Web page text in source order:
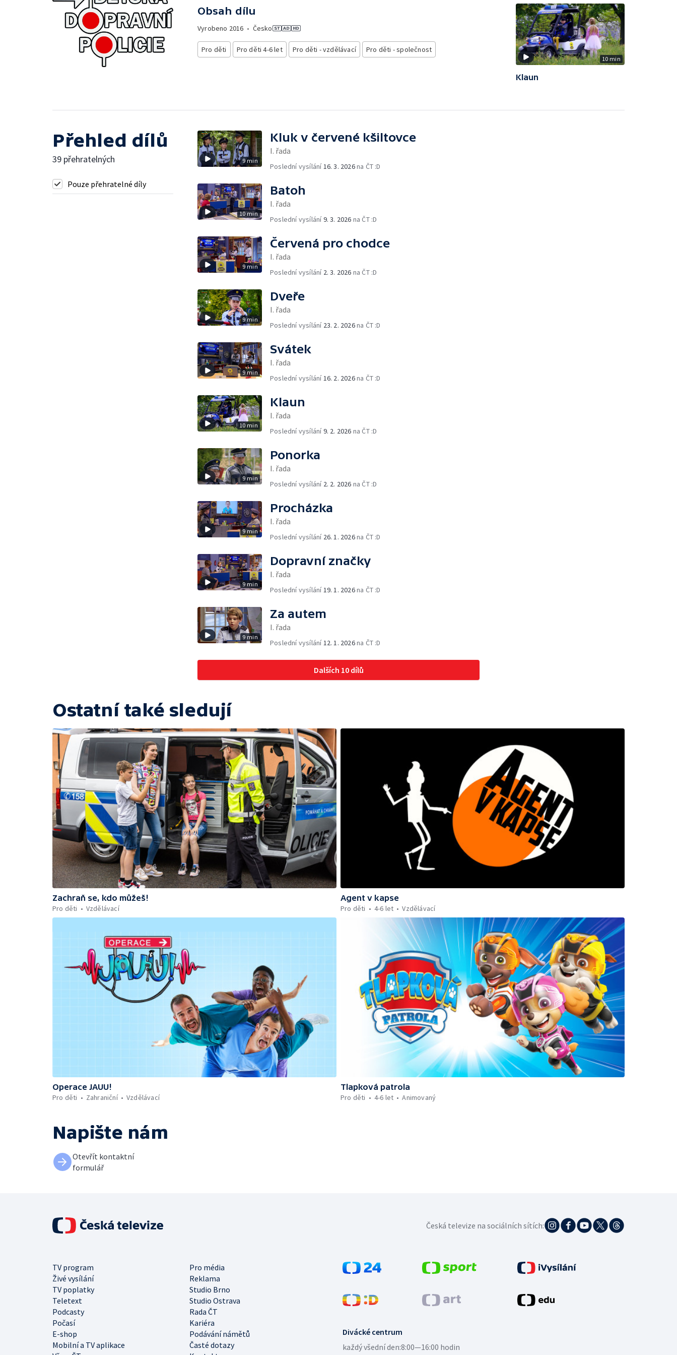
Obsah dílu
Vyrobeno 2016 • Česko
Pro děti Pro děti 4-6 let Pro děti - vzdělávací Pro děti - společnost
10 min
Klaun
Přehled dílů
39 přehratelných
Pouze přehratelné díly
9 min
Kluk v červené kšiltovce
I. řada
Poslední vysílání 16. 3. 2026na ČT :D
10 min
Batoh
I. řada
Poslední vysílání9. 3. 2026 na ČT :D
9 min
Červená pro chodce
I. řada
Poslední vysílání 2. 3. 2026 na ČT :D
9 min
Dveře
I. řada
Poslední vysílání 23. 2. 2026na ČT :D
9 min
Svátek
I. řada
Poslední vysílání 16. 2. 2026na ČT :D
10 min
Klaun
I. řada
Poslední vysílání9. 2. 2026 na ČT :D
9 min
Ponorka
I. řada
Poslední vysílání 2. 2. 2026 na ČT :D
9 min
Procházka
I. řada
Poslední vysílání 26. 1. 2026na ČT :D
9 min
Dopravní značky
I. řada
Poslední vysílání 19. 1. 2026na ČT :D
9 min
Za autem
I. řada
Poslední vysílání 12. 1. 2026na ČT :D
Dalších 10 dílů
Ostatní také sledují
Zachraň se, kdo můžeš!
Pro děti
Vzdělávací
Agent v kapse
Pro děti
4-6 let Vzdělávací
Operace JAUU!
Pro děti
Zahraniční Vzdělávací
Tlapková patrola
Pro děti
4-6 let Animovaný
Napište nám
Otevřít kontaktní
formulář
Divácké centrum
každý všední den:8:00—16:00 hodin
TV program
Pro média
Živé vysílání
Reklama
TV poplatky
Studio Brno
Teletext
Studio Ostrava
Podcasty
Rada ČT
Počasí
Kariéra
E-shop
Podávání námětů
Mobilní a TV aplikace
Časté dotazy
Česká televize na sociálních sítích: